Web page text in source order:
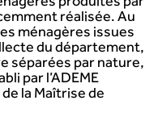
réalisée. Au
ménagères issues
du département,
séparées par nature,
par l’ADEME
la Maîtrise de